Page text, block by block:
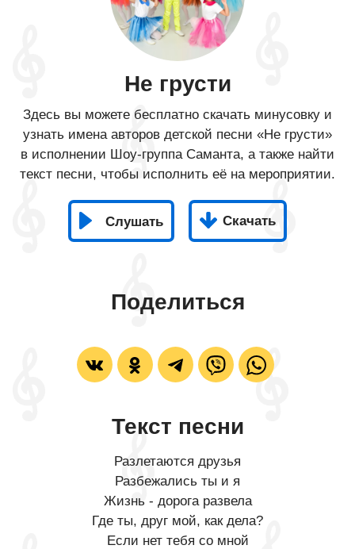
Не грусти
Здесь вы можете бесплатно скачать минусовку и
узнать имена авторов детской песни «Не грусти»
в исполнении Шоу-группа Саманта, а также найти
текст песни, чтобы исполнить её на мероприятии.
Слушать Скачать
Поделиться
Текст песни
Разлетаются друзья
Разбежались ты и я
Жизнь - дорога развела
Где ты, друг мой, как дела?
Если нет тебя со мной